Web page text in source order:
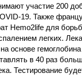
участие 200
19. Также
Hemo2life для
легких.
основе
в 40 раз
Тестирование